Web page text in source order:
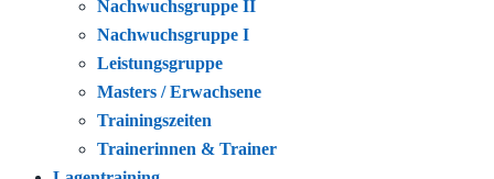
Nachwuchsgruppe II
Nachwuchsgruppe I
Leistungsgruppe
Masters / Erwachsene
Trainingszeiten
Trainerinnen & Trainer